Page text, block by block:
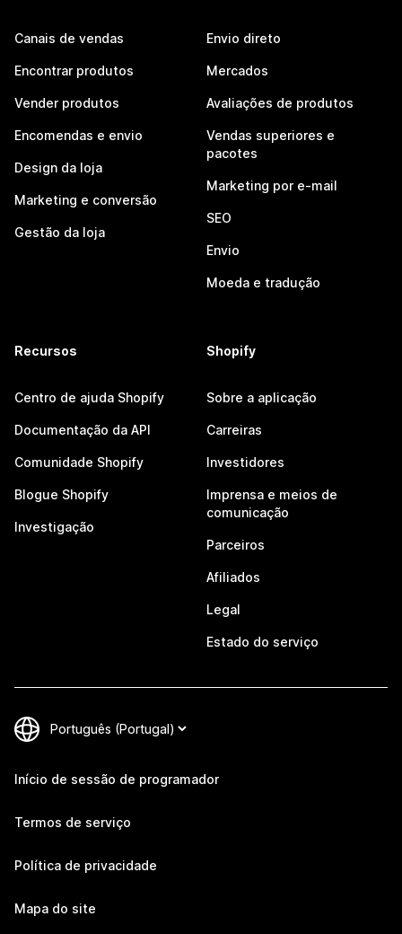
Canais de vendas
Encontrar produtos
Vender produtos
Encomendas e envio
Design da loja
Marketing e conversão
Gestão da loja
Envio direto
Mercados
Avaliações de produtos
Vendas superiores e
pacotes
Marketing por e-mail
SEO
Envio
Moeda e tradução
Recursos
Centro de ajuda Shopify
Documentação da API
Comunidade Shopify
Blogue Shopify
Investigação
Shopify
Sobre a aplicação
Carreiras
Investidores
Imprensa e meios de
comunicação
Parceiros
Afiliados
Legal
Estado do serviço
Início de sessão de programador
Termos de serviço
Política de privacidade
Mapa do site